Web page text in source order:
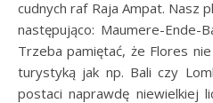
cudnych raf Raja Ampat. Nasz
następująco: Maumere-Ende-
Trzeba pamiętać, że Flores
turystyką jak np. Bali czy
postaci naprawdę niewielkiej